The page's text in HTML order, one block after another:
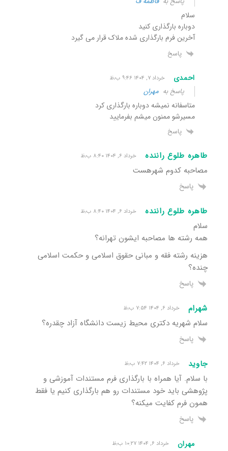
سلام
دوباره بارگذاری کنید
آخرین فرم بارگذاری شده ملاک قرار می گیرد
پاسخ
احمدی خرداد ۷, ۱۴۰۴ ۹:۴۶ ب٫ظ
پاسخ به مهران
متاسفانه نمیشه دوباره بارگذاری کرد
مسیرشو ممنون میشم بفرمایید
پاسخ
طاهره طلوع راننده خرداد ۶, ۱۴۰۴ ۸:۴۰ ب٫ظ
مصاحبه کدوم شهرهست
پاسخ
طاهره طلوع راننده خرداد ۶, ۱۴۰۴ ۸:۴۰ ب٫ظ
سلام
همه رشته ها مصاحبه ایشون تهرانه؟
هزینه رشته فقه و مبانی حقوق اسلامی و حکمت اسلامی
چنده؟
پاسخ
شهرام خرداد ۶, ۱۴۰۴ ۷:۵۴ ب٫ظ
سلام شهریه دکتری محیط زیست دانشگاه آزاد چقدره؟
پاسخ
جاوید خرداد ۶, ۱۴۰۴ ۷:۴۲ ب٫ظ
با سلام. آیا همراه با بارگذاری فرم مستندات آموزشی و
پژوهشی باید خود مستندات رو هم بارگذاری کنیم یا فقط
همون فرم کفایت میکنه؟
پاسخ
مهران خرداد ۶, ۱۴۰۴ ۱۰:۲۷ ب٫ظ